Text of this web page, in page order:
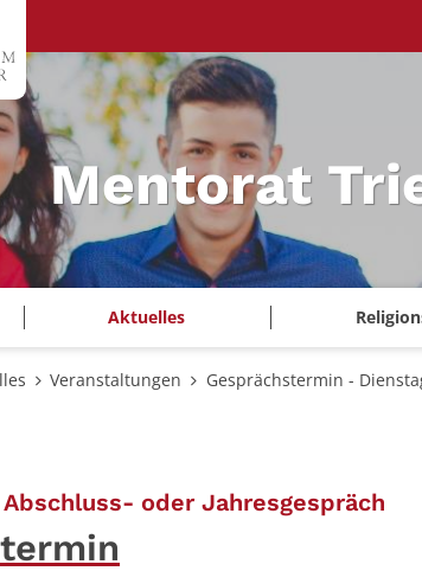
Mentorat
Aktuelles
Veranstaltungen Gesprächstermin -
oder Jahresgespräch